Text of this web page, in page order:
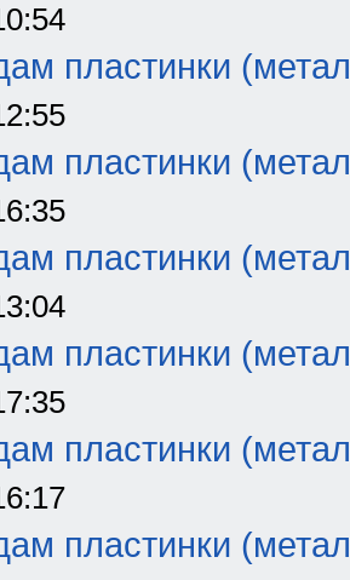
пластинки
пластинки
пластинки
пластинки
пластинки
пластинки